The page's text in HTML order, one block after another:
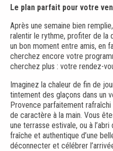
Le plan parfait pour votre
Après une semaine bien
ralentir le rythme, profiter de la
un bon moment entre amis, en
cherchez encore votre
cherchez plus : votre rendez-
Imaginez la chaleur de fin de
tintement des glaçons dans un
Provence parfaitement
de caractère à la main. Vous
une terrasse estivale, ou à
fraîche et authentique d’une
déconnecter et célébrer